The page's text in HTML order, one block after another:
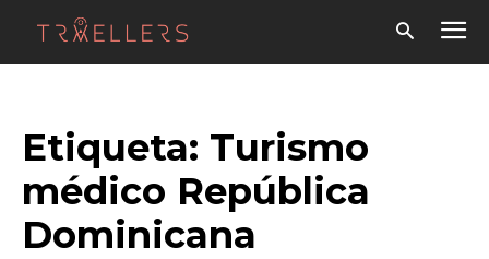
Etiqueta: Turismo
médico República
Dominicana